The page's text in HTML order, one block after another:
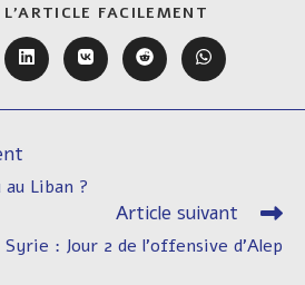
FACILEMENT
CE
CONTENU
Ouvrir
dans
autre
Ouvrir
dans
autre
Ouvrir
dans
autre
Ouvrir
dans
autre
Liban ?
Article suivant
Syrie : Jour 2 de l’offensive d’Alep